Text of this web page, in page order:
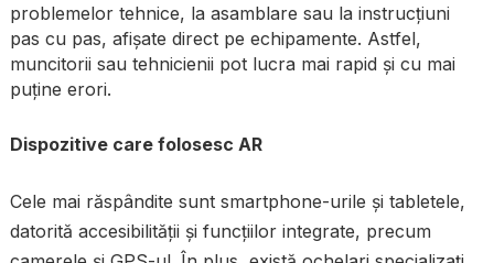
problemelor tehnice, la asamblare sau la instrucțiuni
pas cu pas, afișate direct pe echipamente. Astfel,
muncitorii sau tehnicienii pot lucra mai rapid și cu mai
puține erori.
Dispozitive care folosesc AR
Cele mai răspândite sunt smartphone-urile și tabletele,
datorită accesibilității și funcțiilor integrate, precum